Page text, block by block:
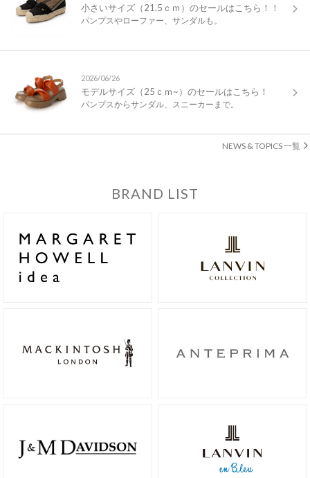
小さいサイズ（21.5ｃｍ）のセールはこちら！！
パンプスやローファー、サンダルも。
2026/06/26
モデルサイズ（25ｃｍ~）のセールはこちら！
パンプスからサンダル、スニーカーまで。
NEWS & TOPICS 一覧
BRAND LIST